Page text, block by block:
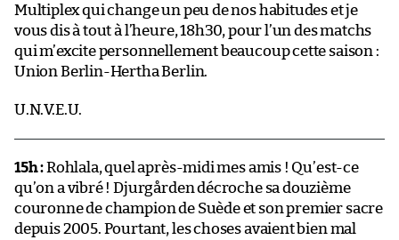
Multiplex qui change un peu de nos habitudes et je
vous dis à tout à l’heure, 18h30, pour l’un des matchs
qui m’excite personnellement beaucoup cette saison :
Union Berlin-Hertha Berlin.
U.N.V.E.U.
15h :Rohlala, quel après-midi mes amis ! Qu’est-ce
qu’on a vibré ! Djurgården décroche sa douzième
couronne de champion de Suède et son premier sacre
depuis 2005. Pourtant, les choses avaient bien mal